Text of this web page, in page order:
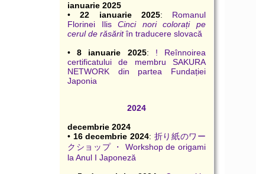
ianuarie 2025
•22 ianuarie 2025: Romanul
Florinei IlisCinci nori colorați pe
cerul de răsăritîn traducere slovacă
•8 ianuarie 2025: ! Reînnoirea
certificatului de membru SAKURA
NETWORK din partea Fundației
Japonia
2024
decembrie 2024
• 16 decembrie 2024: 折り紙のワー
クショップ ・ Workshop de origami
la Anul I Japoneză